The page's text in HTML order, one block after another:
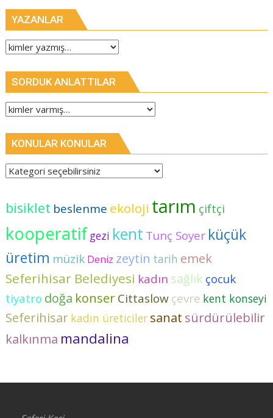
YAZANLAR
SORDUK ANLATTILAR
KONULAR KONULAR
bisiklet beslenme ekoloji tarım çiftçi
kooperatifgezi kent Tunç Soyer küçük
üretim müzik Deniz zeytin tarih emek
Seferihisar Belediyesi kadın sağlıkçocuk
tiyatro doğa konserCittaslowçevre kent konseyi
Seferihisar kadın üreticiler sanat sürdürülebilir
kalkınma mandalina